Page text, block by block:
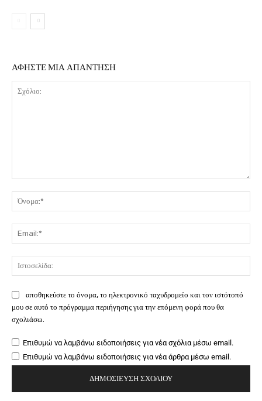
ΑΦΗΣΤΕ ΜΙΑ ΑΠΑΝΤΗΣΗ
αποθηκεύστε το όνομα, το ηλεκτρονικό ταχυδρομείο και τον ιστότοπό
μου σε αυτό το πρόγραμμα περιήγησης για την επόμενη φορά που θα
σχολιάσω.
Επιθυμώ να λαμβάνω ειδοποιήσεις για νέα σχόλια μέσω email.
Επιθυμώ να λαμβάνω ειδοποιήσεις για νέα άρθρα μέσω email.